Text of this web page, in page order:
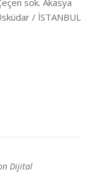
/ İSTANBUL
Dijital